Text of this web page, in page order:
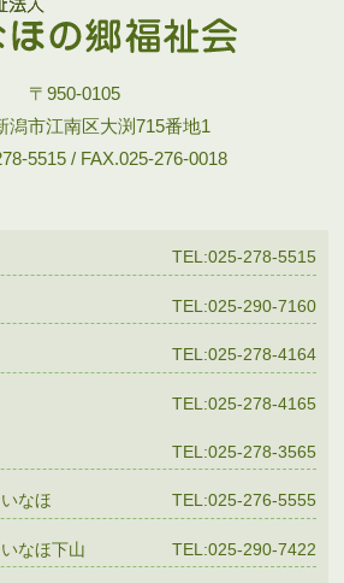
〒950-0105
潟市江南区大渕715番地1
5515 / FAX.025-276-0018
TEL:025-278-5515
TEL:025-290-7160
TEL:025-278-4164
TEL:025-278-4165
TEL:025-278-3565
なほ TEL:025-276-5555
なほ下山 TEL:025-290-7422